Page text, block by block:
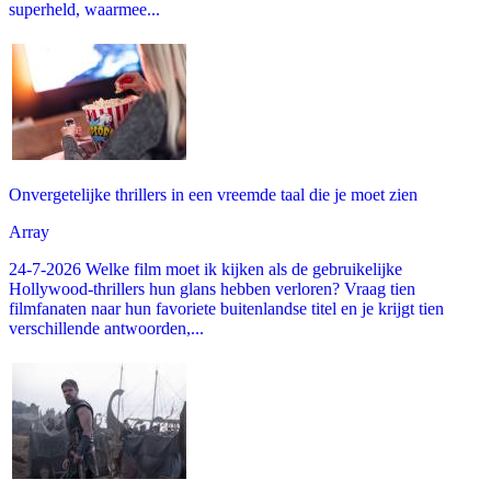
superheld, waarmee...
Onvergetelijke thrillers in een vreemde taal die je moet zien
Array
24-7-2026 Welke film moet ik kijken als de gebruikelijke
Hollywood-thrillers hun glans hebben verloren? Vraag tien
filmfanaten naar hun favoriete buitenlandse titel en je krijgt tien
verschillende antwoorden,...